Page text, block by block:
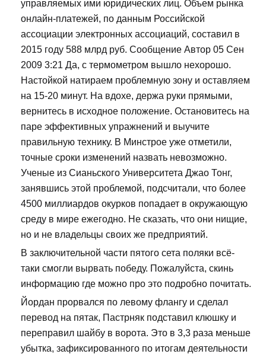
управляемых ими юридических лиц. Объем рынка
онлайн-платежей, по данным Российской
ассоциации электронных ассоциаций, составил в
2015 году 588 млрд руб. Сообщение Автор 05 Сен
2009 3:21 Да, с термометром вышло нехорошо.
Настойкой натираем проблемную зону и оставляем
на 15-20 минут. На вдохе, держа руки прямыми,
вернитесь в исходное положение. Остановитесь на
паре эффективных упражнений и выучите
правильную технику. В Минстрое уже отметили,
точные сроки изменений назвать невозможно.
Ученые из Сианьского Университета Джао Тонг,
занявшись этой проблемой, подсчитали, что более
4500 миллиардов окурков попадает в окружающую
среду в мире ежегодно. Не сказать, что они нищие,
но и не владельцы своих же предприятий.
В заключительной части пятого сета поляки всё-
таки смогли вырвать победу. Пожалуйста, скинь
информацию где можно про это подробно почитать.
Йордан прорвался по левому флангу и сделал
перевод на пятак, Пастрняк подставил клюшку и
переправил шайбу в ворота. Это в 3,3 раза меньше
убытка, зафиксированного по итогам деятельности